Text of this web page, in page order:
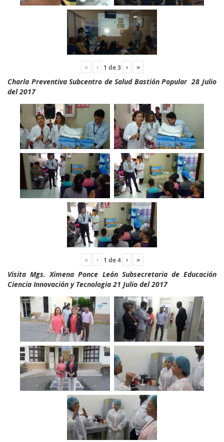
« ‹ 1 de3 › »
Charla Preventiva Subcentro de Salud Bastión Popular 28 Julio
del 2017
« ‹ 1 de4 › »
Visita Mgs. Ximena Ponce León Subsecretaria de Educación
Ciencia Innovación y Tecnologia 21 Julio del 2017